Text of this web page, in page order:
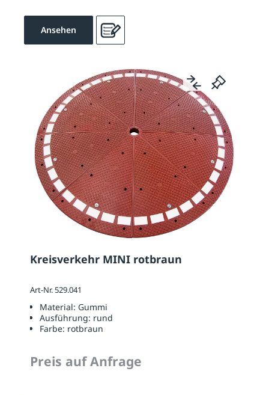
Ansehen
Kreisverkehr MINI rotbraun
Art-Nr. 529.041
Material: Gummi
Ausführung: rund
Farbe: rotbraun
Preis auf Anfrage